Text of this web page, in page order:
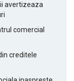
avertizeaza
comercial
creditele